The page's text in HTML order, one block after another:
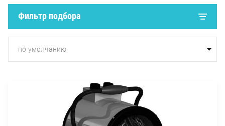
Фильтр подбора
по умолчанию